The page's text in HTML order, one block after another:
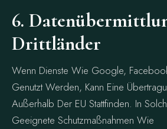
6.
Drittländer
Wenn Dienste Wie Google,
Genutzt Werden, Kann Eine
Außerhalb Der EU Stattfinden. In
Geeignete Schutzmaßnahmen Wie